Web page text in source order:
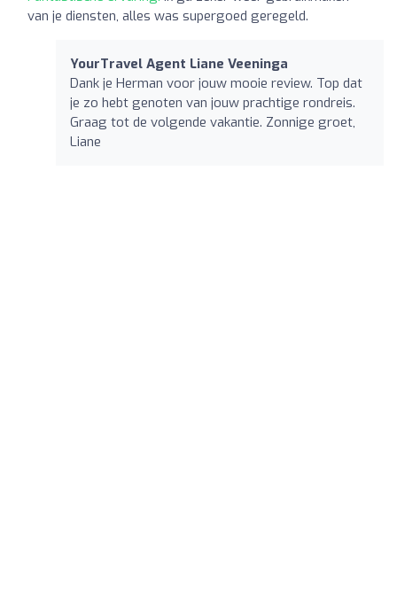
van je diensten, alles was supergoed geregeld.
YourTravel Agent Liane Veeninga
Dank je Herman voor jouw mooie review. Top dat
je zo hebt genoten van jouw prachtige rondreis.
Graag tot de volgende vakantie. Zonnige groet,
Liane